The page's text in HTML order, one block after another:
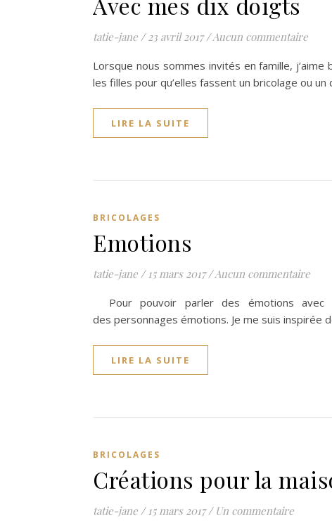
tatie-jane / 23 avril 2017 /Aucun commentaire
Lorsque nous sommes invités en famille,
les filles pour qu’elles fassent un bricolage ou
LIRE LA SUITE
BRICOLAGES
Emotions
tatie-jane / 15 mars 2017 /Aucun commentaire
Pour pouvoir parler des émotions avec
des personnages émotions. Je me suis inspirée
LIRE LA SUITE
BRICOLAGES
Créations pour la
tatie-jane / 15 mars 2017 / Un commentaire